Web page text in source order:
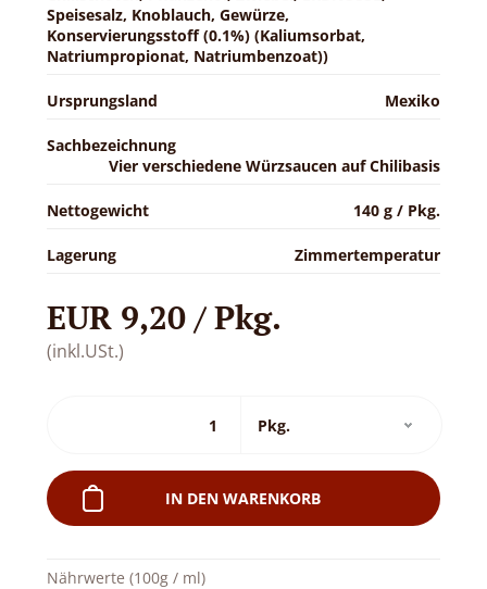
Speisesalz, Knoblauch, Gewürze,
Konservierungsstoff (0.1%) (Kaliumsorbat,
Natriumpropionat, Natriumbenzoat))
Ursprungsland Mexiko
Sachbezeichnung
Vier verschiedene Würzsaucen auf Chilibasis
Nettogewicht 140 g / Pkg.
Lagerung Zimmertemperatur
EUR 9,20 / Pkg.
(inkl.USt.)
IN DEN WARENKORB
Nährwerte (100g / ml)